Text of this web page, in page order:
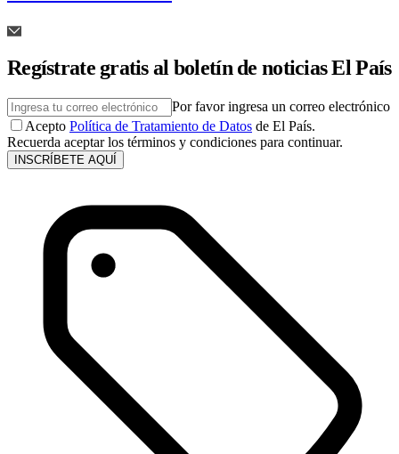
Regístrate gratis al boletín de noticias El País
Por favor ingresa un correo electrónico
Acepto Política de Tratamiento de Datos de El País.
Recuerda aceptar los términos y condiciones para continuar.
INSCRÍBETE AQUÍ